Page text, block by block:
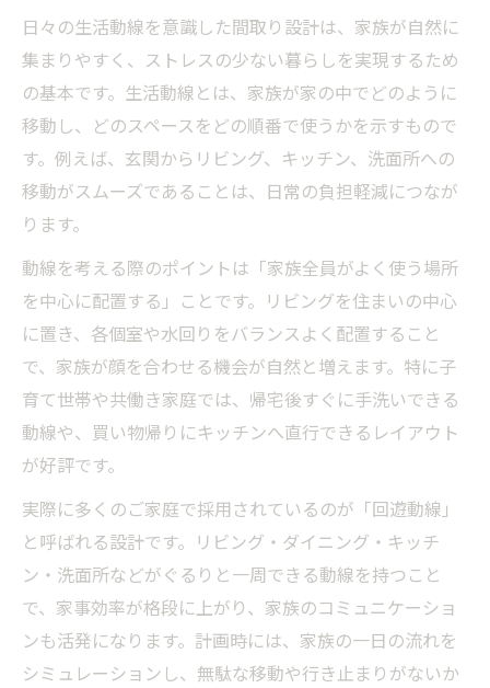
日々の生活動線を意識した間取り設計は、家族が自然に
集まりやすく、ストレスの少ない暮らしを実現するため
の基本です。生活動線とは、家族が家の中でどのように
移動し、どのスペースをどの順番で使うかを示すもので
す。例えば、玄関からリビング、キッチン、洗面所への
移動がスムーズであることは、日常の負担軽減につなが
ります。
動線を考える際のポイントは「家族全員がよく使う場所
を中心に配置する」ことです。リビングを住まいの中心
に置き、各個室や水回りをバランスよく配置すること
で、家族が顔を合わせる機会が自然と増えます。特に子
育て世帯や共働き家庭では、帰宅後すぐに手洗いできる
動線や、買い物帰りにキッチンへ直行できるレイアウト
が好評です。
実際に多くのご家庭で採用されているのが「回遊動線」
と呼ばれる設計です。リビング・ダイニング・キッチ
ン・洗面所などがぐるりと一周できる動線を持つこと
で、家事効率が格段に上がり、家族のコミュニケーショ
ンも活発になります。計画時には、家族の一日の流れを
シミュレーションし、無駄な移動や行き止まりがないか